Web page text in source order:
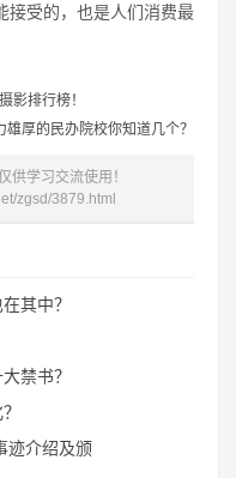
接受的，也是人们消费最
影排行榜！
厚的民办院校你知道几个？
供学习交流使用！
zgsd/3879.html
其中？
禁书？
迹介绍及颁